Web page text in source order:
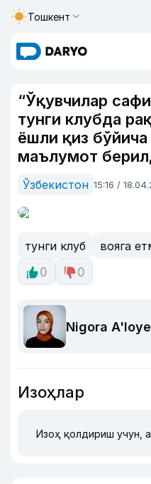
Тошкент
“Ўқувчилар
тунги клубда
ёшли қиз
маълумот
Ўзбекистон 15:16 /
тунги клуб
вояга
0
0
Nigora
Изоҳлар
Изоҳ қолдириш учун,